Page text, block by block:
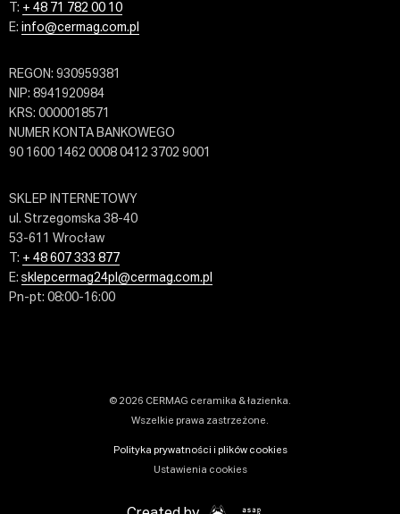
T: + 48 71 782 00 10
E: info@cermag.com.pl
REGON: 930959381
NIP: 8941920984
KRS: 0000018571
NUMER KONTA BANKOWEGO
90 1600 1462 0008 0412 3702 9001
SKLEP INTERNETOWY
ul. Strzegomska 38-40
53-611 Wrocław
T: + 48 607 333 877
E: sklepcermag24pl@cermag.com.pl
Pn-pt: 08:00-16:00
© 2026 CERMAG ceramika & łazienka.
Wszelkie prawa zastrzeżone.
Polityka prywatności i plików cookies
Ustawienia cookies